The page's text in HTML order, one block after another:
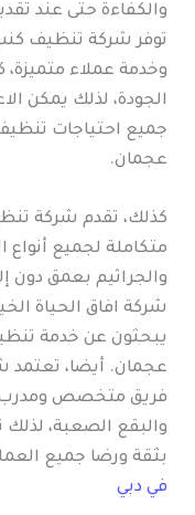
والكفاءة حتى عند
توفر شركة تنظيف
وخدمة عملاء متميزة،
الجودة، لذلك يمكن
جميع احتياجات
عجمان.
كذلك، تقدم شركة
متكاملة لجميع أنواع
والجراثيم بعمق دون
شركة افاق الحياة
يبحثون عن خدمة
عجمان. أيضا،
فريق متخصص ومدرب
والبقع الصعبة،
بثقة ورضا جميع
في دبي